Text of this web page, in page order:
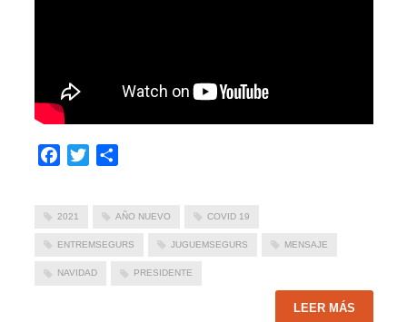
Facebook
Twitter
2021 AÑO NUEVO COVID 19
ENTREMSEGURS JUGUEMSEGURS MENSAJE
NAVIDAD PRESIDENTE
LEER MÁS